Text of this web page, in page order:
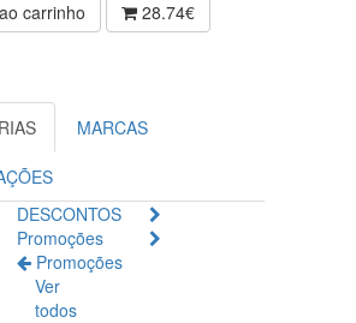
carrinho
28.74€
MARCAS
DESCONTOS
Promoções
Promoções
Ver
todos